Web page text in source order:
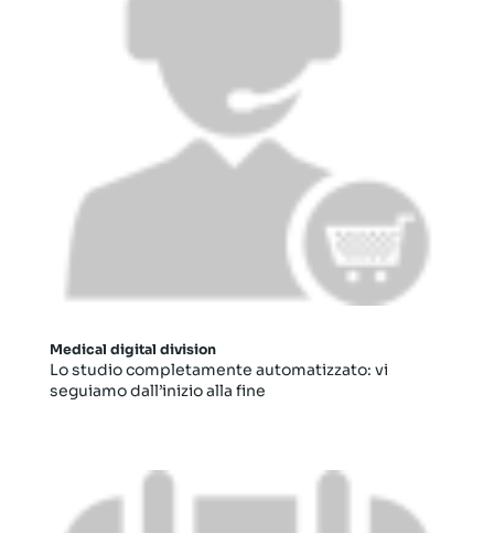
Medical digital division
Lo studio completamente automatizzato: vi
seguiamo dall’inizio alla fine